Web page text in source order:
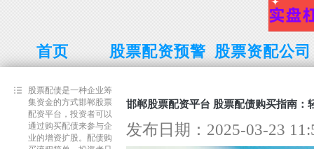
首页
股票配资预警 股票资配公司
股票配债是一种企业筹
集资金的方式邯郸股票
配资平台，投资者可以
通过购买配债来参与企
业的增资扩股。配债购
邯郸股票配资平台 股票配债购买指南：
发布日期：2025-03-23